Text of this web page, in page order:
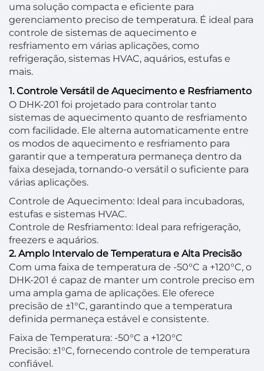
uma solução compacta e eficiente para
gerenciamento preciso de temperatura. É ideal para
controle de sistemas de aquecimento e
resfriamento em várias aplicações, como
refrigeração, sistemas HVAC, aquários, estufas e
mais.
1. Controle Versátil de Aquecimento e Resfriamento
O DHK-201 foi projetado para controlar tanto
sistemas de aquecimento quanto de resfriamento
com facilidade. Ele alterna automaticamente entre
os modos de aquecimento e resfriamento para
garantir que a temperatura permaneça dentro da
faixa desejada, tornando-o versátil o suficiente para
várias aplicações.
Controle de Aquecimento: Ideal para incubadoras,
estufas e sistemas HVAC.
Controle de Resfriamento: Ideal para refrigeração,
freezers e aquários.
2. Amplo Intervalo de Temperatura e Alta Precisão
Com uma faixa de temperatura de -50°C a +120°C, o
DHK-201 é capaz de manter um controle preciso em
uma ampla gama de aplicações. Ele oferece
precisão de ±1°C, garantindo que a temperatura
definida permaneça estável e consistente.
Faixa de Temperatura: -50°C a +120°C
Precisão: ±1°C, fornecendo controle de temperatura
confiável.